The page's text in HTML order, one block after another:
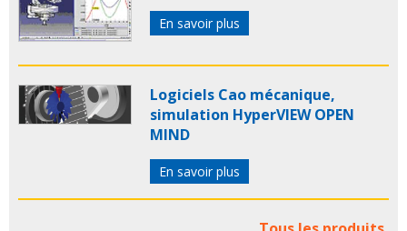
En savoir plus
Logiciels Cao mécanique,
simulation HyperVIEW OPEN
MIND
En savoir plus